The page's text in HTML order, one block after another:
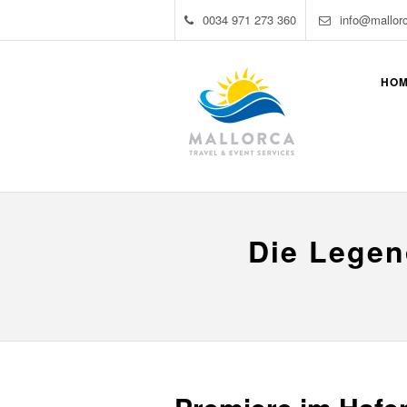
0034 971 273 360
Die